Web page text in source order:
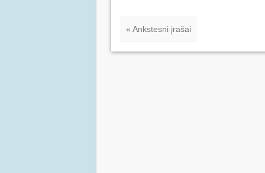
« Ankstesni įrašai